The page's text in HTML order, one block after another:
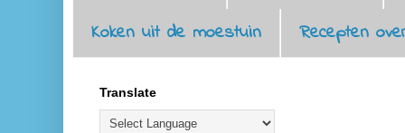
Koken uit de moestuin
Recepten
Translate